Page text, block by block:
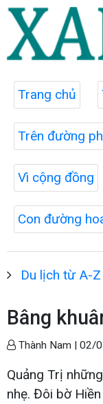
Trang chủ
Trên đường
Vì cộng đồng
Con đường
Du lịch từ A-Z
Bâng
Thành Nam | 02/
Quảng Trị
nhẹ. Đôi bờ